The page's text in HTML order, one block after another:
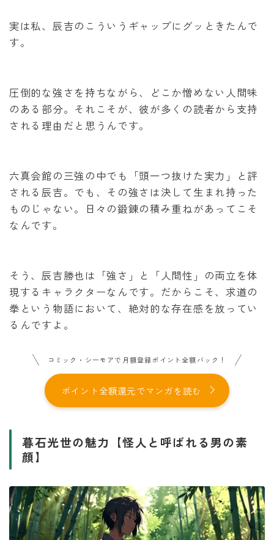
実は私、辰吉のこういうギャップにグッときたんで
す。
圧倒的な強さを持ちながら、どこか憎めない人間味
のある部分。それこそが、彼が多くの読者から支持
される理由だと思うんです。
六真会館の三強の中でも「頭一つ抜けた実力」と評
される辰吉。でも、その強さは決して生まれ持った
ものじゃない。日々の鍛錬の積み重ねがあってこそ
なんです。
そう、辰吉勝也は「強さ」と「人間性」の両立を体
現するキャラクターなんです。だからこそ、求道の
拳という物語において、絶対的な存在感を放ってい
るんですよ。
コミック・シーモアで月額登録ポイント全額バック！
ポイント全額還元でマンガを読む
暮石光世の魅力【怪人と呼ばれる男の素
顔】